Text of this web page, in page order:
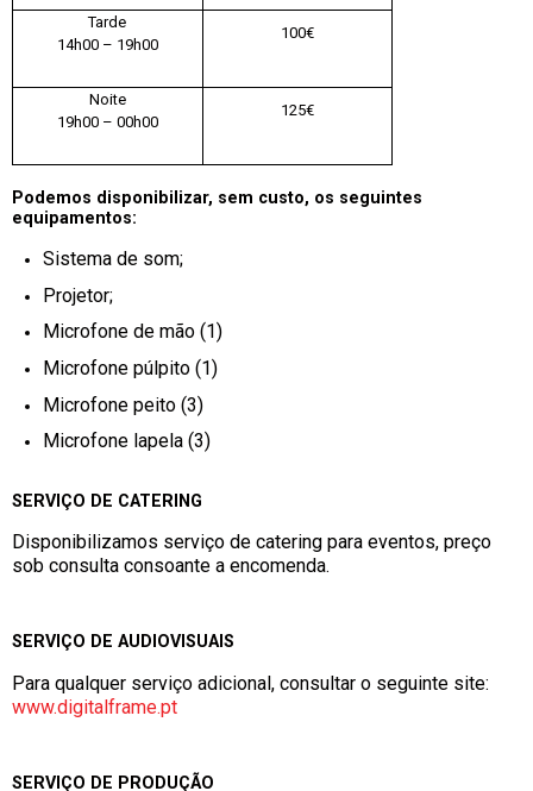
Tarde
14h00 – 19h00
100€
Noite
19h00 – 00h00
125€
Podemos disponibilizar, sem custo, os seguintes
equipamentos:
Sistema de som;
Projetor;
Microfone de mão (1)
Microfone púlpito (1)
Microfone peito (3)
Microfone lapela (3)
SERVIÇO DE CATERING
Disponibilizamos serviço de catering para eventos, preço
sob consulta consoante a encomenda.
SERVIÇO DE AUDIOVISUAIS
Para qualquer serviço adicional, consultar o seguinte site:
www.digitalframe.pt
SERVIÇO DE PRODUÇÃO